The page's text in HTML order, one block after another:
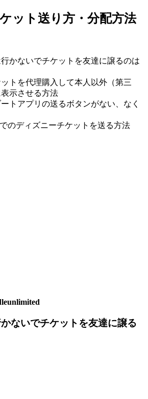
ット送り方・分配方法
かないでチケットを友達に譲るのは
トを代理購入して本人以外（第三
示させる方法
トアプリの送るボタンがない、なく
のディズニーチケットを送る方法
ないでチケットを友達に譲る